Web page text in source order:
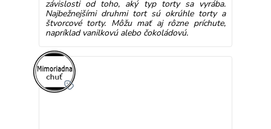
závislosti od toho, aký typ torty sa vyrába.
Najbežnejšími druhmi tort sú okrúhle torty a
štvorcové torty. Môžu mať aj rôzne príchute,
napríklad vanilkovú alebo čokoládovú.